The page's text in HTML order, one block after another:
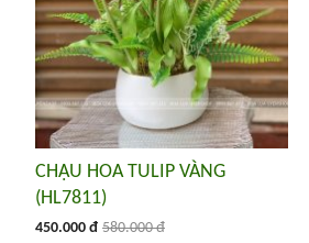
CHẬU HOA TULIP VÀNG
(HL7811)
450.000 đ 580.000 đ